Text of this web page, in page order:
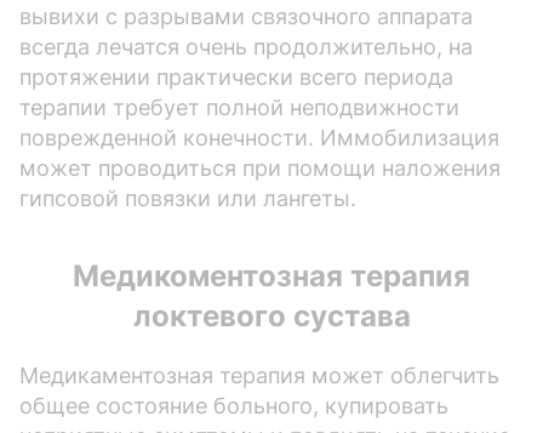
вывихи с разрывами связочного аппарата
всегда лечатся очень продолжительно, на
протяжении практически всего периода
терапии требует полной неподвижности
поврежденной конечности. Иммобилизация
может проводиться при помощи наложения
гипсовой повязки или лангеты.
Медикоментозная терапия
локтевого сустава
Медикаментозная терапия может облегчить
общее состояние больного, купировать